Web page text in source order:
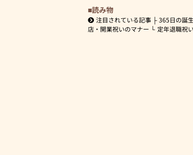
読み物
注目されている記事 365日の誕
店・開業祝いのマナー
定年退職祝